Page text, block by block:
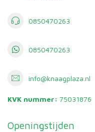
0850470263
0850470263
info@knaagplaza.nl
KVK nummer: 75031876
Openingstijden